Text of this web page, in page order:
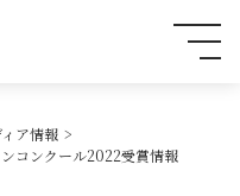
ア情報
コンクール2022受賞情報